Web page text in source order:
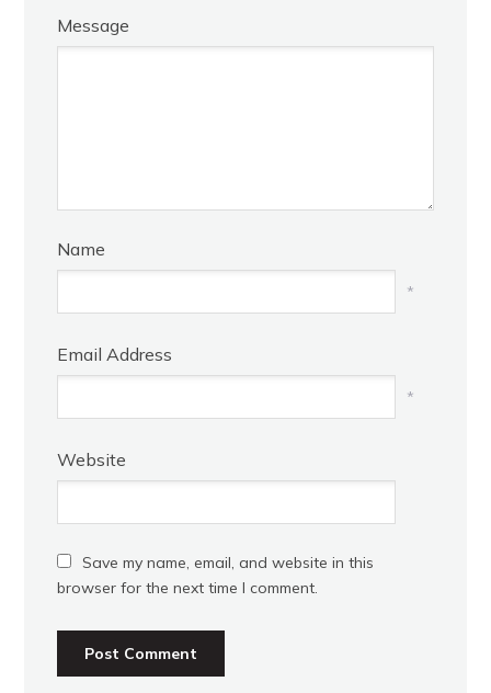
Message
Name
*
Email Address
*
Website
Save my name, email, and website in this
browser for the next time I comment.